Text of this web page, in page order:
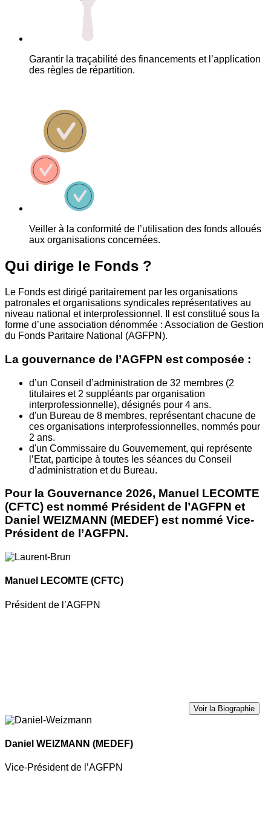
Garantir la traçabilité des financements et l’application
des règles de répartition.
Veiller à la conformité de l’utilisation des fonds alloués
aux organisations concernées.
Qui dirige le Fonds ?
Le Fonds est dirigé paritairement par les organisations
patronales et organisations syndicales représentatives au
niveau national et interprofessionnel. Il est constitué sous la
forme d’une association dénommée : Association de Gestion
du Fonds Paritaire National (AGFPN).
La gouvernance de l’AGFPN est composée :
d’un Conseil d’administration de 32 membres (2
titulaires et 2 suppléants par organisation
interprofessionnelle), désignés pour 4 ans.
d'un Bureau de 8 membres, représentant chacune de
ces organisations interprofessionnelles, nommés pour
2 ans.
d'un Commissaire du Gouvernement, qui représente
l’Etat, participe à toutes les séances du Conseil
d’administration et du Bureau.
Pour la Gouvernance 2026, Manuel LECOMTE
(CFTC) est nommé Président de l’AGFPN et
Daniel WEIZMANN (MEDEF) est nommé Vice-
Président de l’AGFPN.
Manuel LECOMTE (CFTC)
Président de l’AGFPN
Voir la Biographie
Daniel WEIZMANN (MEDEF)
Vice-Président de l’AGFPN